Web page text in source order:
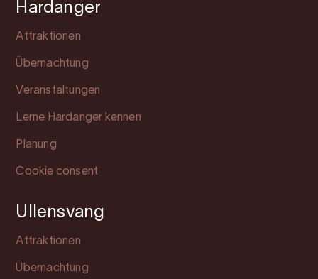
Hardanger
Attraktionen
Übernachtung
Veranstaltungen
Lerne Hardanger kennen
Planung
Cookie consent
Ullensvang
Attraktionen
Übernachtung